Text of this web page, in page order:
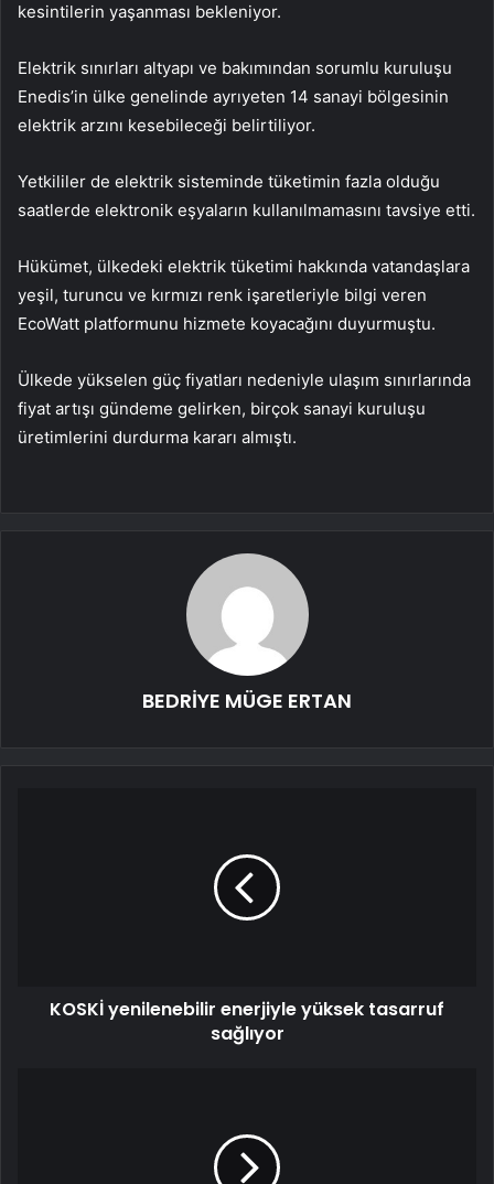
kesintilerin yaşanması bekleniyor.
Elektrik sınırları altyapı ve bakımından sorumlu kuruluşu
Enedis’in ülke genelinde ayrıyeten 14 sanayi bölgesinin
elektrik arzını kesebileceği belirtiliyor.
Yetkililer de elektrik sisteminde tüketimin fazla olduğu
saatlerde elektronik eşyaların kullanılmamasını tavsiye etti.
Hükümet, ülkedeki elektrik tüketimi hakkında vatandaşlara
yeşil, turuncu ve kırmızı renk işaretleriyle bilgi veren
EcoWatt platformunu hizmete koyacağını duyurmuştu.
Ülkede yükselen güç fiyatları nedeniyle ulaşım sınırlarında
fiyat artışı gündeme gelirken, birçok sanayi kuruluşu
üretimlerini durdurma kararı almıştı.
BEDRİYE MÜGE ERTAN
KOSKİ yenilenebilir enerjiyle yüksek tasarruf
sağlıyor